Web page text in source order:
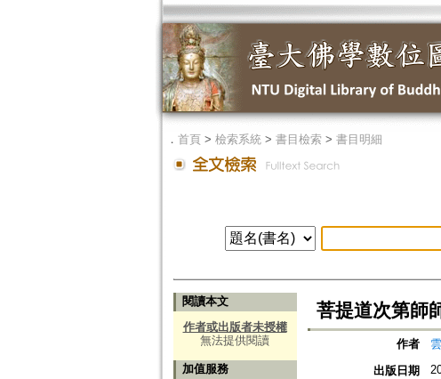
． 首頁> 檢索系統> 書目檢索> 書目明細
閱讀本文
作者或出版者未授權
無法提供閱讀
加值服務
菩提道次第師
作者
出版日期